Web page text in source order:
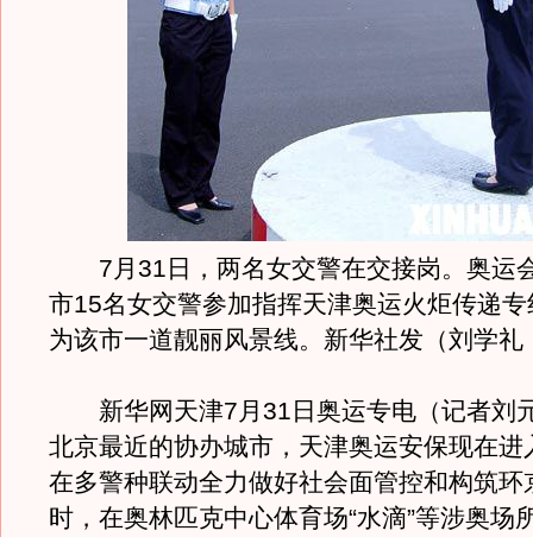
7月31日，两名女交警在交接岗。奥运
市15名女交警参加指挥天津奥运火炬传递
为该市一道靓丽风景线。新华社发（刘学
新华网天津7月31日奥运专电（记者刘
北京最近的协办城市，天津奥运安保现在进
在多警种联动全力做好社会面管控和构筑环
时，在奥林匹克中心体育场“水滴”等涉奥场